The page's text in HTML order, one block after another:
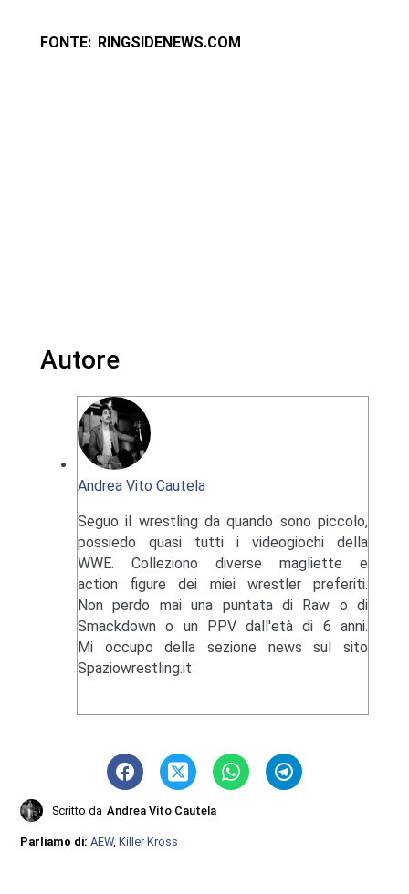
FONTE: RINGSIDENEWS.COM
Autore
Andrea Vito Cautela
Seguo il wrestling da quando sono piccolo,
possiedo quasi tutti i videogiochi della
WWE. Colleziono diverse magliette e
action figure dei miei wrestler preferiti.
Non perdo mai una puntata di Raw o di
Smackdown o un PPV dall'età di 6 anni.
Mi occupo della sezione news sul sito
Spaziowrestling.it
Scritto da Andrea Vito Cautela
Parliamo di:AEW,Killer Kross